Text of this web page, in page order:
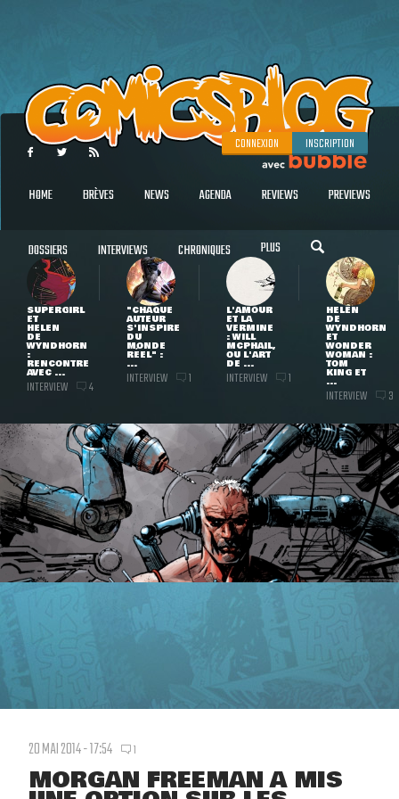
CONNEXION INSCRIPTION
HOME BRÈVES NEWS AGENDA REVIEWS PREVIEWS
DOSSIERS INTERVIEWS CHRONIQUES PLUS
SUPERGIRL
ET
HELEN
DE
WYNDHORN
:
RENCONTRE
AVEC ...
INTERVIEW 4
"CHAQUE
AUTEUR
S'INSPIRE
DU
MONDE
RÉEL" :
...
INTERVIEW 1
L'AMOUR
ET LA
VERMINE
: WILL
MCPHAIL,
OU L'ART
DE ...
INTERVIEW 1
HELEN
DE
WYNDHORN
ET
WONDER
WOMAN :
TOM
KING ET
...
INTERVIEW 3
20 MAI 2014 - 17:54 1
MORGAN FREEMAN A MIS